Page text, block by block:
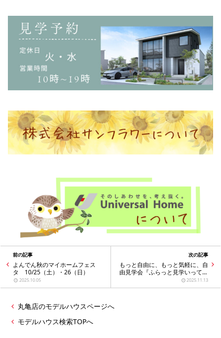
前の記事
よんでん秋のマイホームフェス
タ 10/25（土）・26（日）
2025.10.05
次の記事
もっと自由に、もっと気軽に、自
由見学会『ふらっと見学いってみ
ナイト』のお知らせ
2025.11.13
丸亀店のモデルハウスページへ
モデルハウス検索TOPへ